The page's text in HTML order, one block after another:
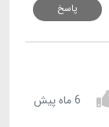
پاسخ
6 ماه پیش